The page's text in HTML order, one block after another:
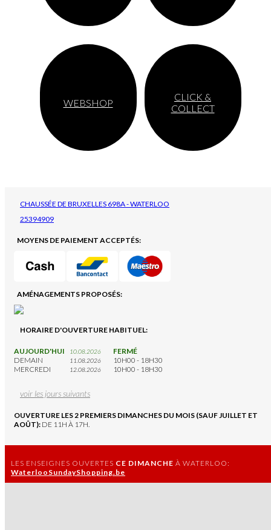
WEBSHOP
CLICK &
COLLECT
CHAUSSÉE DE BRUXELLES 698A - WATERLOO
25394909
MOYENS DE PAIEMENT ACCEPTÉS:
AMÉNAGEMENTS PROPOSÉS:
HORAIRE D'OUVERTURE HABITUEL:
AUJOURD'HUI 10.08.2026
FERMÉ
DEMAIN
11.08.2026
10H00 - 18H30
MERCREDI
12.08.2026 10H00 - 18H30
voir les jours suivants
OUVERTURE LES 2 PREMIERS DIMANCHES DU MOIS (SAUF JUILLET ET
AOÛT): DE 11H À 17H.
LES ENSEIGNES OUVERTES CE DIMANCHE À WATERLOO:
WaterlooSundayShopping.be